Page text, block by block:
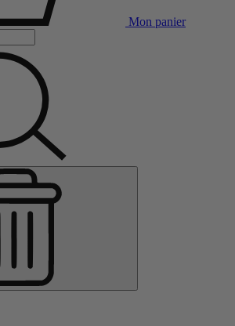
Mon panier